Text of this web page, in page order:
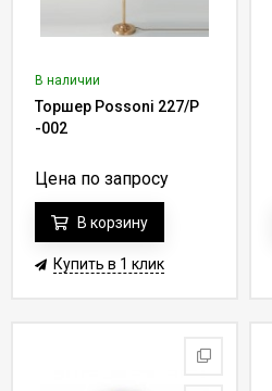
В наличии
Торшер Possoni 227/P
-002
Цена по запросу
В корзину
Купить в 1 клик